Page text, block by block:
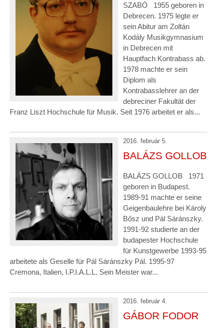
SZABÓ 1955 geboren in
Debrecen. 1975 legte er
sein Abitur am Zoltán
Kodály Musikgymnasium
in Debrecen mit
Hauptfach Kontrabass ab.
1978 machte er sein
Diplom als
Kontrabasslehrer an der
debreciner Fakultät der
Franz Liszt Hochschule für Musik. Seit 1976 arbeitet er als...
2016. február 5.
BALÁZS GOLLOB
BALÁZS GOLLOB 1971
geboren in Budapest.
1989-91 machte er seine
Geigenbaulehre bei Károly
Bősz und Pál Sáránszky.
1991-92 studierte an der
budapester Hochschule
für Kunstgewerbe 1993-95
arbeitete als Geselle für Pál Sáránszky Pál. 1995-97
Cremona, Italien, I.P.I.A.L.L. Sein Meister war...
2016. február 4.
GÁBOR FODOR